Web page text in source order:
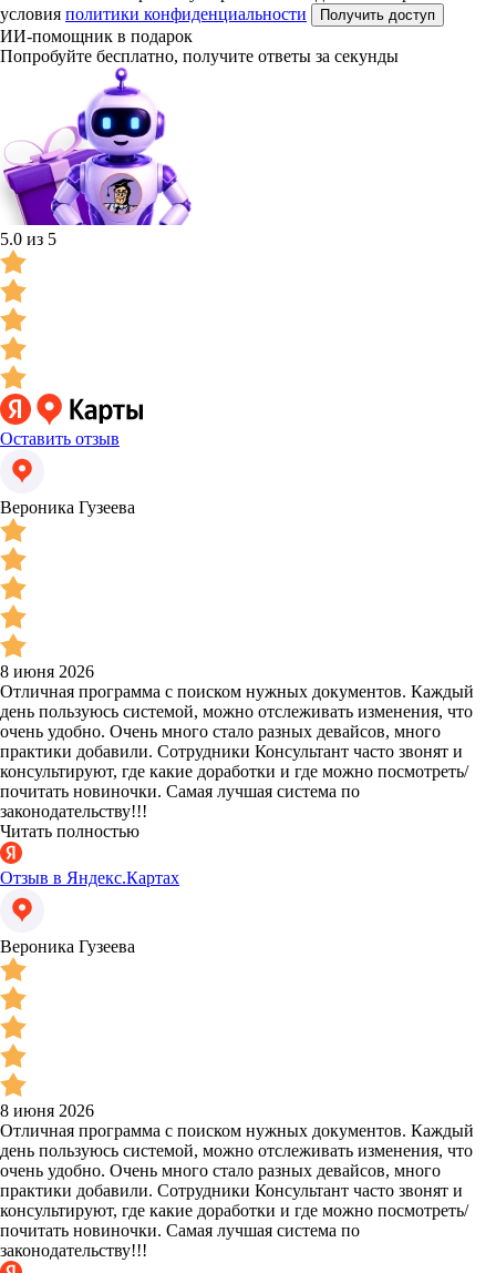
условия политики конфиденциальности Получить доступ
ИИ-помощник в подарок
Попробуйте бесплатно, получите ответы за секунды
5.0 из 5
Оставить отзыв
Вероника Гузеева
8 июня 2026
Отличная программа с поиском нужных документов. Каждый
день пользуюсь системой, можно отслеживать изменения, что
очень удобно. Очень много стало разных девайсов, много
практики добавили. Сотрудники Консультант часто звонят и
консультируют, где какие доработки и где можно посмотреть/
почитать новиночки. Самая лучшая система по
законодательству!!!
Читать полностью
Отзыв в Яндекс.Картах
Вероника Гузеева
8 июня 2026
Отличная программа с поиском нужных документов. Каждый
день пользуюсь системой, можно отслеживать изменения, что
очень удобно. Очень много стало разных девайсов, много
практики добавили. Сотрудники Консультант часто звонят и
консультируют, где какие доработки и где можно посмотреть/
почитать новиночки. Самая лучшая система по
законодательству!!!